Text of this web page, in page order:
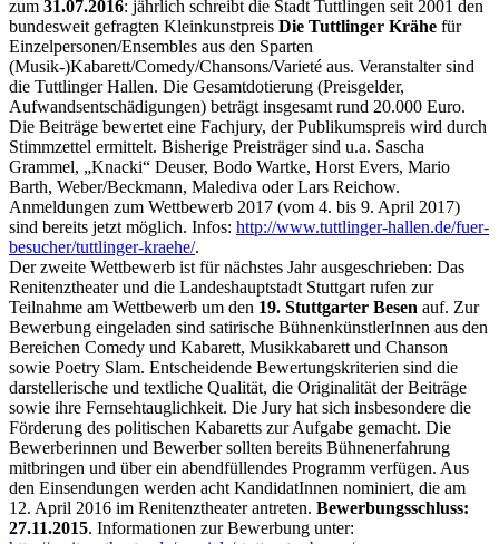
zum 31.07.2016: jährlich schreibt die Stadt Tuttlingen seit 2001 den
bundesweit gefragten Kleinkunstpreis Die Tuttlinger Krähe für
Einzelpersonen/Ensembles aus den Sparten
(Musik-)Kabarett/Comedy/Chansons/Varieté aus. Veranstalter sind
die Tuttlinger Hallen. Die Gesamtdotierung (Preisgelder,
Aufwandsentschädigungen) beträgt insgesamt rund 20.000 Euro.
Die Beiträge bewertet eine Fachjury, der Publikumspreis wird durch
Stimmzettel ermittelt. Bisherige Preisträger sind u.a. Sascha
Grammel, „Knacki“ Deuser, Bodo Wartke, Horst Evers, Mario
Barth, Weber/Beckmann, Malediva oder Lars Reichow.
Anmeldungen zum Wettbewerb 2017 (vom 4. bis 9. April 2017)
sind bereits jetzt möglich. Infos: http://www.tuttlinger-hallen.de/fuer-
besucher/tuttlinger-kraehe/.
Der zweite Wettbewerb ist für nächstes Jahr ausgeschrieben: Das
Renitenztheater und die Landeshauptstadt Stuttgart rufen zur
Teilnahme am Wettbewerb um den 19. Stuttgarter Besen auf. Zur
Bewerbung eingeladen sind satirische BühnenkünstlerInnen aus den
Bereichen Comedy und Kabarett, Musikkabarett und Chanson
sowie Poetry Slam. Entscheidende Bewertungskriterien sind die
darstellerische und textliche Qualität, die Originalität der Beiträge
sowie ihre Fernsehtauglichkeit. Die Jury hat sich insbesondere die
Förderung des politischen Kabaretts zur Aufgabe gemacht. Die
Bewerberinnen und Bewerber sollten bereits Bühnenerfahrung
mitbringen und über ein abendfüllendes Programm verfügen. Aus
den Einsendungen werden acht KandidatInnen nominiert, die am
12. April 2016 im Renitenztheater antreten. Bewerbungsschluss:
27.11.2015. Informationen zur Bewerbung unter: